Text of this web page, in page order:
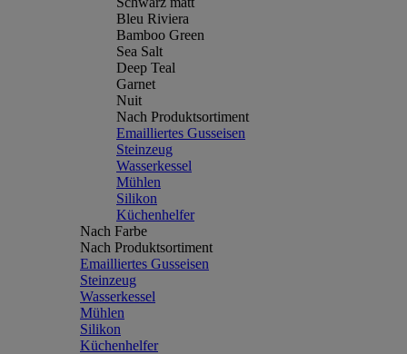
Bleu Riviera
Bamboo Green
Sea Salt
Deep Teal
Garnet
Nuit
Nach Produktsortiment
Emailliertes Gusseisen
Steinzeug
Wasserkessel
Mühlen
Silikon
Küchenhelfer
Nach Farbe
Nach Produktsortiment
Emailliertes Gusseisen
Steinzeug
Wasserkessel
Mühlen
Silikon
Küchenhelfer